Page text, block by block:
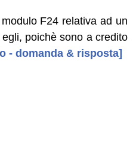
F24 relativa ad un
poichè sono a credito
- domanda & risposta]